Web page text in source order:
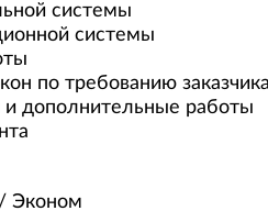
системы
системы
по требованию
дополнительные работы
Эконом​